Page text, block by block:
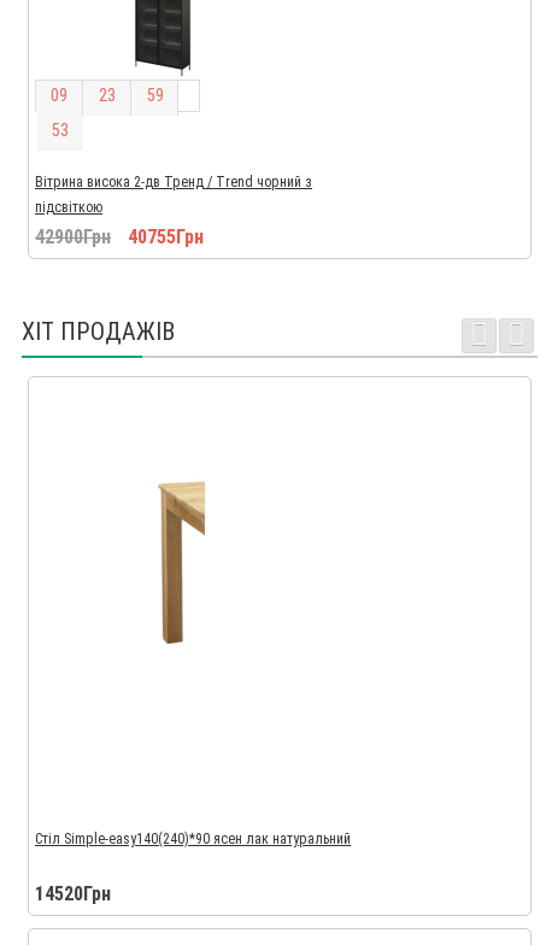
09 23 59
52
Вітрина висока 2-дв Тренд / Trend чорний з
підсвіткою
42900Грн 40755Грн
ХІТ ПРОДАЖІВ
Стіл Simple-easy140(240)*90 ясен лак натуральний
14520Грн